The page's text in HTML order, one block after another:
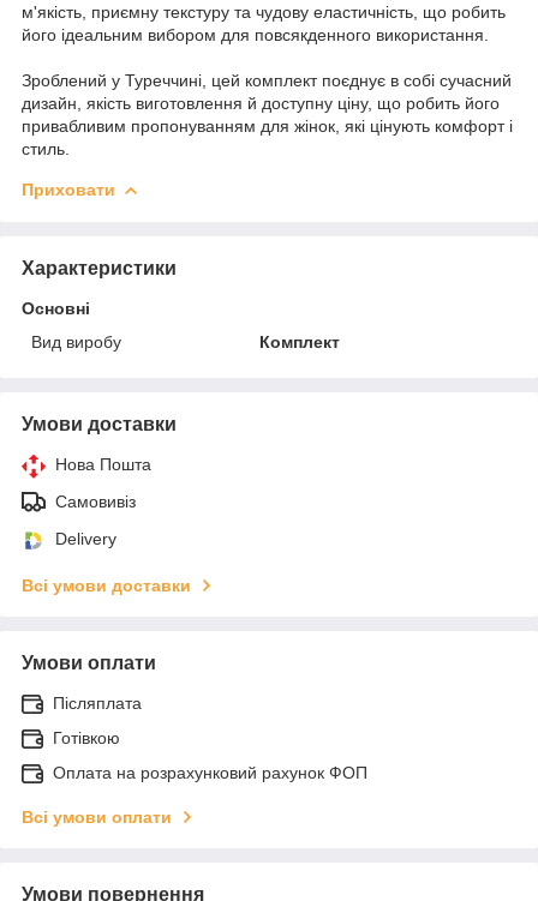
м'якість, приємну текстуру та чудову еластичність, що робить
його ідеальним вибором для повсякденного використання.
Зроблений у Туреччині, цей комплект поєднує в собі сучасний
дизайн, якість виготовлення й доступну ціну, що робить його
привабливим пропонуванням для жінок, які цінують комфорт і
стиль.
Приховати
Характеристики
Основні
Вид виробу
Комплект
Умови доставки
Нова Пошта
Самовивіз
Delivery
Всі умови доставки
Умови оплати
Післяплата
Готівкою
Оплата на розрахунковий рахунок ФОП
Всі умови оплати
Умови повернення